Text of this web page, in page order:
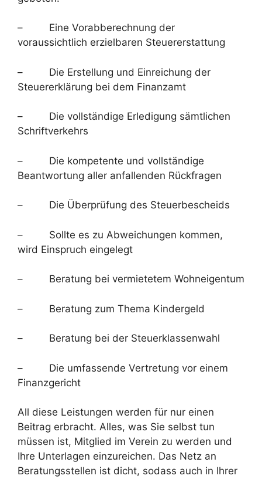
– Eine Vorabberechnung der
voraussichtlich erzielbaren Steuererstattung
– Die Erstellung und Einreichung der
Steuererklärung bei dem Finanzamt
– Die vollständige Erledigung sämtlichen
Schriftverkehrs
– Die kompetente und vollständige
Beantwortung aller anfallenden Rückfragen
– Die Überprüfung des Steuerbescheids
– Sollte es zu Abweichungen kommen,
wird Einspruch eingelegt
– Beratung bei vermietetem Wohneigentum
– Beratung zum Thema Kindergeld
– Beratung bei der Steuerklassenwahl
– Die umfassende Vertretung vor einem
Finanzgericht
All diese Leistungen werden für nur einen
Beitrag erbracht. Alles, was Sie selbst tun
müssen ist, Mitglied im Verein zu werden und
Ihre Unterlagen einzureichen. Das Netz an
Beratungsstellen ist dicht, sodass auch in Ihrer